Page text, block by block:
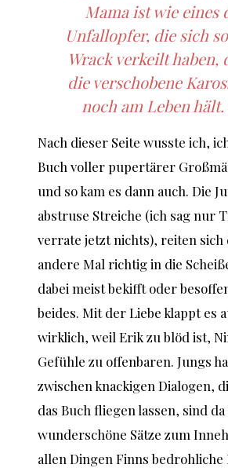
Mama ist wie eines
Unfallopfer, die sich
Wrack verkeilt haben,
die verschobene
noch am Leben hält.
Nach dieser Seite wusste ich,
Buch voller pupertärer
und so kam es dann auch. Die
abstruse Streiche (ich sag nur
verrate jetzt nichts), reiten sich
andere Mal richtig in die
dabei meist bekifft oder
beides. Mit der Liebe klappt es
wirklich, weil Erik zu blöd ist,
Gefühle zu offenbaren. Jungs
zwischen knackigen Dialogen,
das Buch fliegen lassen, sind
wunderschöne Sätze zum
allen Dingen Finns bedrohliche